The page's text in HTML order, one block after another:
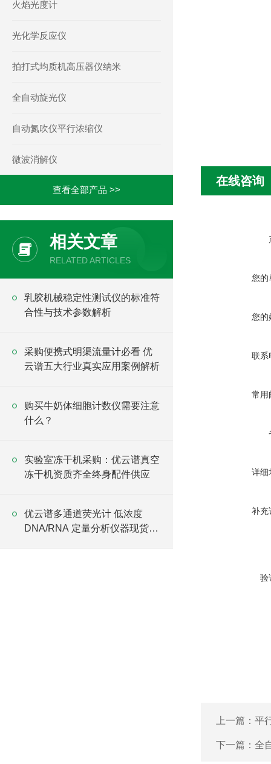
在线咨询
您的
您的
联系
常用
详细
补充
验
上一篇： 平
下一篇： 全
火焰光度计
光化学反应仪
拍打式均质机高压器仪纳米
全自动旋光仪
自动氮吹仪平行浓缩仪
微波消解仪
查看全部产品 >>
相关文章
RELATED ARTICLES
乳胶机械稳定性测试仪的标准符
合性与技术参数解析
采购便携式明渠流量计必看 优
云谱五大行业真实应用案例解析
购买牛奶体细胞计数仪需要注意
什么？
实验室冻干机采购：优云谱真空
冻干机资质齐全终身配件供应
优云谱多通道荧光计 低浓度
DNA/RNA 定量分析仪器现货供